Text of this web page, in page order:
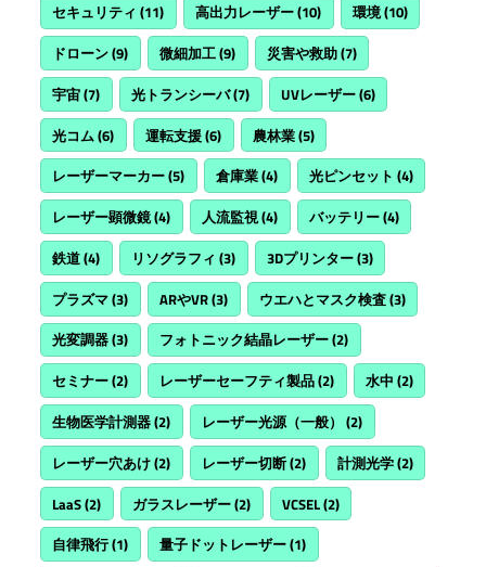
セキュリティ (11) 高出力レーザー(10) 環境(10)
ドローン(9) 微細加工(9) 災害や救助(7)
宇宙(7) 光トランシーバ(7) UVレーザー(6)
光コム(6) 運転支援(6) 農林業(5)
レーザーマーカー(5) 倉庫業(4) 光ピンセット (4)
レーザー顕微鏡(4) 人流監視(4) バッテリー(4)
鉄道(4) リソグラフィ (3) 3Dプリンター(3)
プラズマ(3) ARやVR(3) ウエハとマスク検査(3)
光変調器(3) フォトニック結晶レーザー(2)
セミナー(2) レーザーセーフティ製品(2) 水中 (2)
生物医学計測器(2) レーザー光源（一般） (2)
レーザー穴あけ(2) レーザー切断(2) 計測光学(2)
LaaS(2) ガラスレーザー(2) VCSEL(2)
自律飛行(1) 量子ドットレーザー(1)